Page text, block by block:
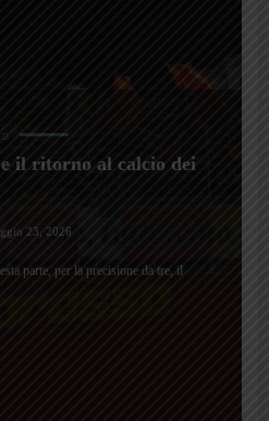
il ritorno al calcio dei
23, 2026
parte, per la precisione da tre, il